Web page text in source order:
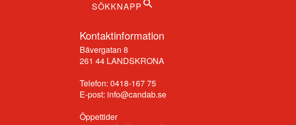
SÖKKNAPP
Kontaktinformation
Bävergatan 8
261 44 LANDSKRONA
Telefon: 0418-167 75
E-post: info@candab.se
Öppettider